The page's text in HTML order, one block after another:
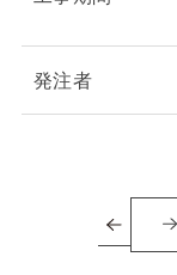
発注者